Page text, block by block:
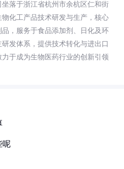
落于浙江省杭州市余杭区仁和街
化工产品技术研发与生产，核心
，服务于食品添加剂、日化及环
发体系，提供技术转化与进出口
于成为生物医药行业的创新引领
呢